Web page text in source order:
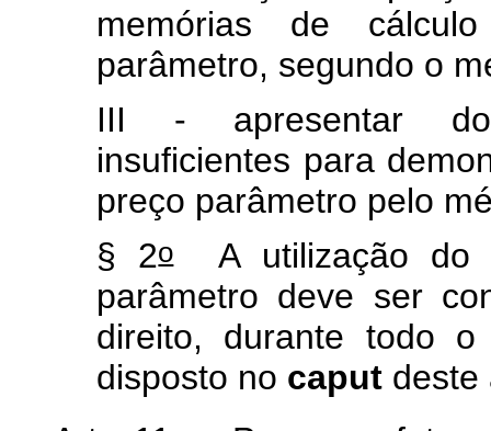
memórias de
parâmetro, segundo o
III - apresentar
insuficientes para
preço parâmetro pelo
§ 2oA utilização do
parâmetro deve ser
direito, durante todo
disposto no caput deste